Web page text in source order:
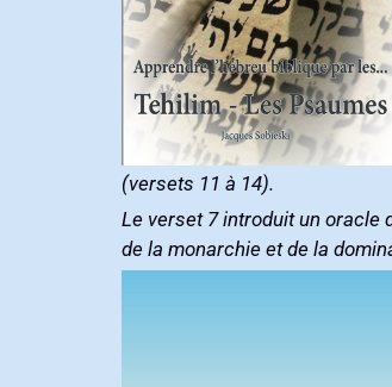
(‬versets 11‭ ‬à 14‭).‬
Le verset 7‭ ‬introduit un oracle
de la monarchie et de la